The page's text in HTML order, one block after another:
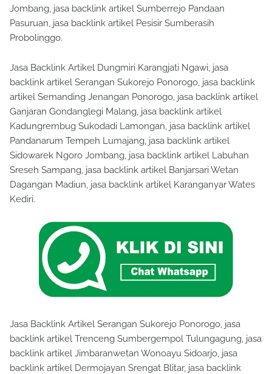
Jombang, jasa backlink artikel Sumberrejo Pandaan
Pasuruan, jasa backlink artikel Pesisir Sumberasih
Probolinggo.
Jasa Backlink Artikel Dungmiri Karangjati Ngawi, jasa
backlink artikel Serangan Sukorejo Ponorogo, jasa backlink
artikel Semanding Jenangan Ponorogo, jasa backlink artikel
Ganjaran Gondanglegi Malang, jasa backlink artikel
Kadungrembug Sukodadi Lamongan, jasa backlink artikel
Pandanarum Tempeh Lumajang, jasa backlink artikel
Sidowarek Ngoro Jombang, jasa backlink artikel Labuhan
Sreseh Sampang, jasa backlink artikel Banjarsari Wetan
Dagangan Madiun, jasa backlink artikel Karanganyar Wates
Kediri.
Jasa Backlink Artikel Serangan Sukorejo Ponorogo, jasa
backlink artikel Trenceng Sumbergempol Tulungagung, jasa
backlink artikel Jimbaranwetan Wonoayu Sidoarjo, jasa
backlink artikel Dermojayan Srengat Blitar, jasa backlink